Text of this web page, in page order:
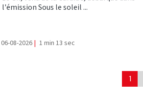
l'émission Sous le soleil ...
06-08-2026 | 1 min 13 sec
1